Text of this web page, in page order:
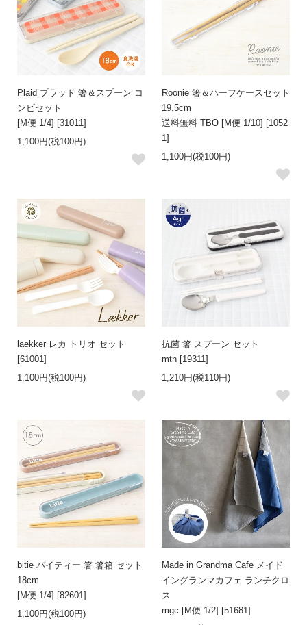
Plaid プラッド 箸＆スプーン コ
ンビセット
[M便 1/4] [31011]
1,100円(税100円)
Roonie 箸＆ハーフケースセット
19.5cm
送料無料 TBO [M便 1/10] [1052
1]
1,100円(税100円)
laekker レカ トリオ セット
[61001]
1,100円(税100円)
抗菌 箸 スプーン セット
mtn [19311]
1,210円(税110円)
bitie バイティー 箸 箸箱 セット
18cm
[M便 1/4] [82601]
1,100円(税100円)
Made in Grandma Cafe メイド
イングランマカフェ ランチクロ
ス
mgc [M便 1/2] [51681]